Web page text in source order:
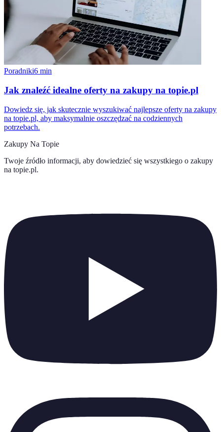
Poradniki6 min
Jak znaleźć idealne oferty na zakupy na topie.pl
Dowiedz się, jak skutecznie wyszukiwać najlepsze oferty na zakupy
na topie.pl, aby maksymalnie oszczędzać na codziennych
potrzebach.
Zakupy Na Topie
Twoje źródło informacji, aby dowiedzieć się wszystkiego o zakupy
na topie.pl.